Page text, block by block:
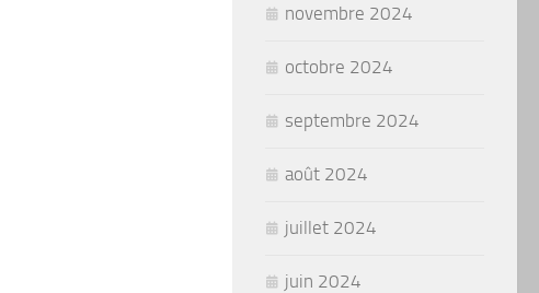
novembre 2024
octobre 2024
septembre 2024
août 2024
juillet 2024
juin 2024